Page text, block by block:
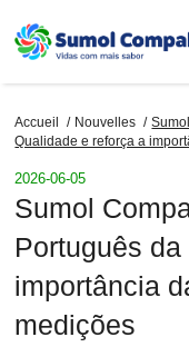
au
Fil
d'Ariane
Accueil Nouvelles
Qualidade e reforça a
2026-06-05
Sumol
Português
importância
medições